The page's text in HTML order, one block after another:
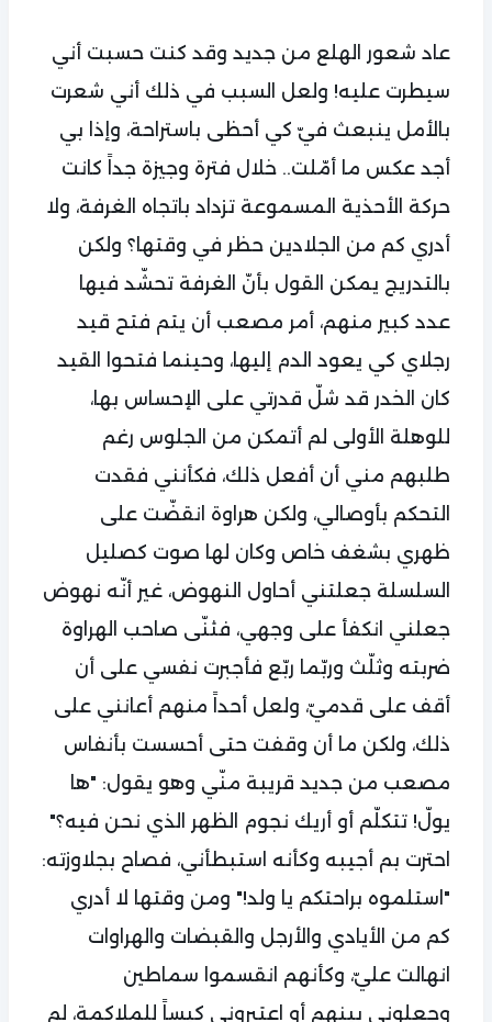
عاد شعور الهلع من جديد وقد كنت حسبت أني
سيطرت عليه! ولعل السبب في ذلك أني شعرت
بالأمل ينبعث فيّ كي أحظى باستراحة، وإذا بي
أجد عكس ما أمّلت.. خلال فترة وجيزة جداً كانت
حركة الأحذية المسموعة تزداد باتجاه الغرفة، ولا
أدري كم من الجلادين حظر في وقتها؟ ولكن
بالتدريج يمكن القول بأنّ الغرفة تحشّد فيها
عدد كبير منهم، أمر مصعب أن يتم فتح قيد
رجلاي كي يعود الدم إليها، وحينما فتحوا القيد
كان الخدر قد شلّ قدرتي على الإحساس بها،
للوهلة الأولى لم أتمكن من الجلوس رغم
طلبهم مني أن أفعل ذلك، فكأنني فقدت
التحكم بأوصالي، ولكن هراوة انقضّت على
ظهري بشغف خاص وكان لها صوت كصليل
السلسلة جعلتني أحاول النهوض، غير أنّه نهوض
جعلني انكفأ على وجهي، فثنّى صاحب الهراوة
ضربته وثلّث وربّما ربّع فأجبرت نفسي على أن
أقف على قدميّ، ولعل أحداً منهم أعانني على
ذلك، ولكن ما أن وقفت حتى أحسست بأنفاس
مصعب من جديد قريبة منّي وهو يقول: "ها
يولّ! تتكلّم أو أريك نجوم الظهر الذي نحن فيه؟"
احترت بم أجيبه وكأنه استبطأني، فصاح بجلاوزته:
"استلموه براحتكم يا ولد!" ومن وقتها لا أدري
كم من الأيادي والأرجل والقبضات والهراوات
انهالت عليّ، وكأنهم انقسموا سماطين
وجعلوني بينهم أو اعتبروني كيساً للملاكمة، لم